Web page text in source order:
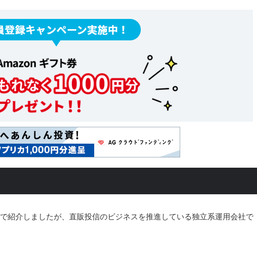
で紹介しましたが、直販投信のビジネスを推進している独立系運用会社で